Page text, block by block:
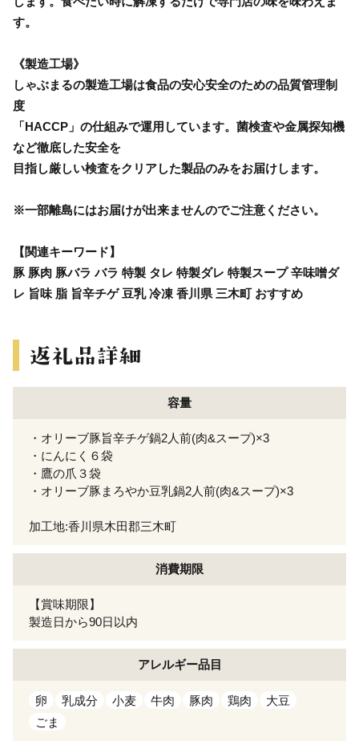
す。
《製造工場》
しゃぶまるの製造工場は食品の安心安全のための品質管理制
度
「HACCP」の仕組みで運用しています。菌検査や金属探知機
など徹底した安全を
目指し厳しい検査をクリアした製品のみをお届けします。
※一部離島にはお届けが出来ませんのでご注意ください。
【関連キーワード】
豚 豚肉 豚バラ バラ 特製 タレ 特製ダレ 特製スープ 辛味噌ダ
レ 旨味 脂 旨辛チゲ 豆乳 冷凍 香川県 三木町 おすすめ
容量
・オリーブ豚旨辛チゲ鍋2人前(肉&スープ)×3
・にんにく６袋
・鷹の爪３袋
・オリーブ豚まろやか豆乳鍋2人前(肉&スープ)×3
加工地:香川県木田郡三木町
消費期限
【賞味期限】
製造日から90日以内
アレルギー品目
卵 乳成分 小麦 牛肉 豚肉 鶏肉
大豆
ごま